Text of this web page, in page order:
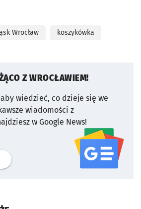
Wrocław koszykówka
Z WROCŁAWIEM!
wiedzieć, co dzieje się we
wiadomości z
w Google News!
profil serwisu